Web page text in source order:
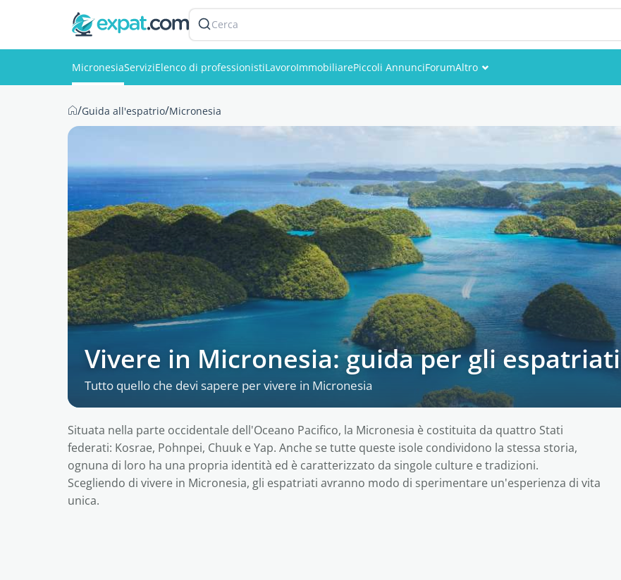
Cerca
MicronesiaServiziElenco di professionistiLavoroImmobiliarePiccoli AnnunciForumAltro
Utenti
Foto
/Guida all'espatrio/Micronesia
Vivere in Micronesia: guida per gli espatriati
Tutto quello che devi sapere per vivere in Micronesia
Situata nella parte occidentale dell'Oceano Pacifico, la Micronesia è costituita da quattro Stati
federati: Kosrae, Pohnpei, Chuuk e Yap. Anche se tutte queste isole condividono la stessa storia,
ognuna di loro ha una propria identità ed è caratterizzato da singole culture e tradizioni.
Scegliendo di vivere in Micronesia, gli espatriati avranno modo di sperimentare un'esperienza di vita
unica.